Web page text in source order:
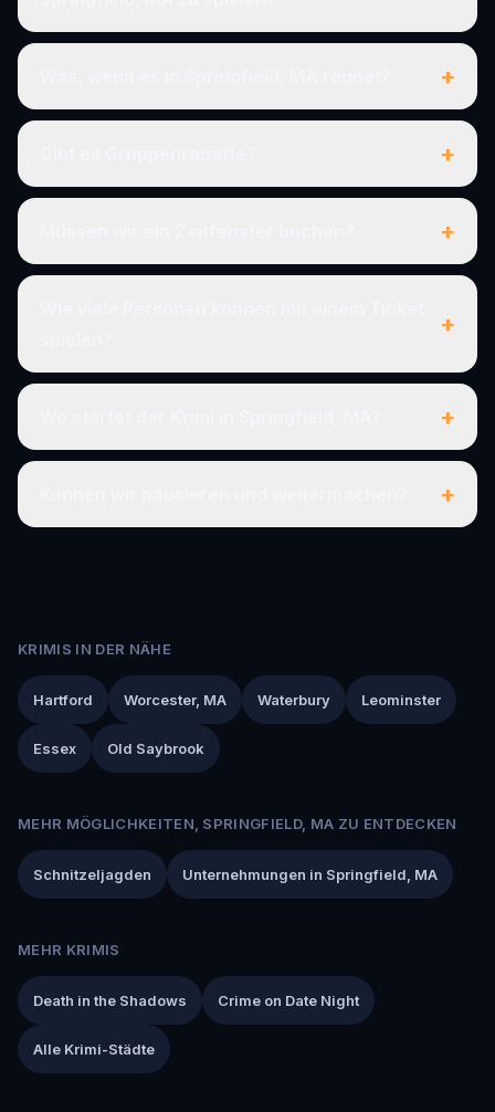
+
+
+
+
+
+
KRIMIS IN DER NÄHE
Hartford Worcester, MA Waterbury Leominster
Essex Old Saybrook
MEHR MÖGLICHKEITEN, SPRINGFIELD, MA ZU ENTDECKEN
Schnitzeljagden Unternehmungen in Springfield, MA
MEHR KRIMIS
Death in the Shadows Crime on Date Night
Alle Krimi-Städte